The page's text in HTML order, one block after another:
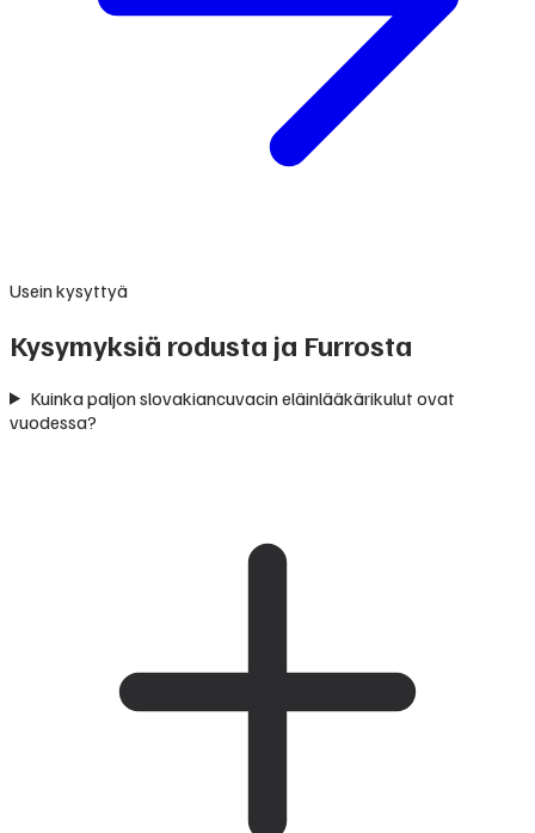
Usein kysyttyä
Kysymyksiä rodusta ja Furrosta
Kuinka paljon slovakiancuvacin eläinlääkärikulut ovat
vuodessa?